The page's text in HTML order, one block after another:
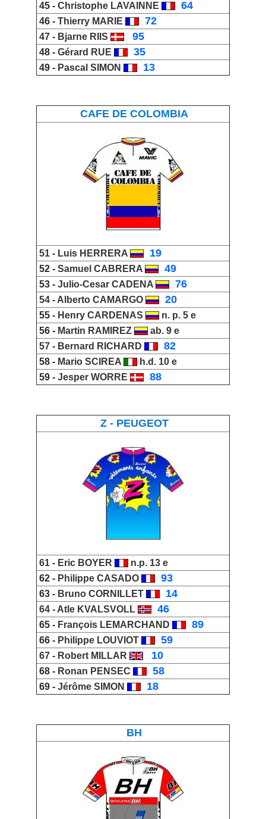
45 - Christophe LAVAINNE 64
46 - Thierry MARIE 72
47 - Bjarne RIIS 95
48 - Gérard RUE 35
49 - Pascal SIMON 13
CAFE DE COLOMBIA
51 - Luis HERRERA 19
52 - Samuel CABRERA 49
53 - Julio-Cesar CADENA 76
54 - Alberto CAMARGO 20
55 - Henry CARDENAS
n. p. 5 e
56 - Martin RAMIREZ
ab. 9 e
57 - Bernard RICHARD 82
58 - Mario SCIREA
h.d. 10 e
59 - Jesper WORRE 88
Z - PEUGEOT
61 - Eric BOYER
n.p. 13 e
62 - Philippe CASADO 93
63 - Bruno CORNILLET 14
64 - Atle KVALSVOLL 46
65 - François LEMARCHAND 89
66 - Philippe LOUVIOT 59
67 - Robert MILLAR 10
68 - Ronan PENSEC 58
69 - Jérôme SIMON 18
BH